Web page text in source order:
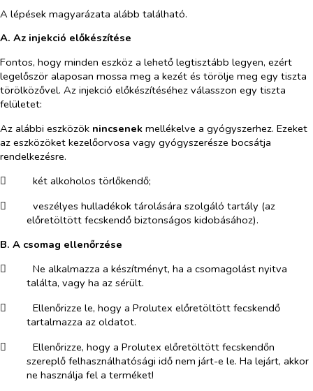
A lépések magyarázata alább található.
A. Az injekció előkészítése
Fontos, hogy minden eszköz a lehető legtisztább legyen, ezért
legelőször alaposan mossa meg a kezét és törölje meg egy tiszta
törölközővel. Az injekció előkészítéséhez válasszon egy tiszta
felületet:
Az alábbi eszközök nincsenek mellékelve a gyógyszerhez. Ezeket
az eszközöket kezelőorvosa vagy gyógyszerésze bocsátja
rendelkezésre.
​
két alkoholos törlőkendő;
​
veszélyes hulladékok tárolására szolgáló tartály (az
előretöltött fecskendő biztonságos kidobásához).
B. A csomag ellenőrzése
​
Ne alkalmazza a készítményt, ha a csomagolást nyitva
találta, vagy ha az sérült.
​
Ellenőrizze le, hogy a Prolutex előretöltött fecskendő
tartalmazza az oldatot.
​
Ellenőrizze, hogy a Prolutex előretöltött fecskendőn
szereplő felhasználhatósági idő nem járt-e le. Ha lejárt, akkor
ne használja fel a terméket!